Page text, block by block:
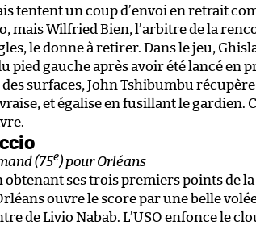
tentent un coup d’envoi en retrait
mais Wilfried Bien, l’arbitre de la
le donne à retirer. Dans le jeu,
pied gauche après avoir été lancé en
surfaces, John Tshibumbu
et égalise en fusillant le gardien.
(75e) pour Orléans
obtenant ses trois premiers points de
ouvre le score par une belle
de Livio Nabab. L’USO enfonce le